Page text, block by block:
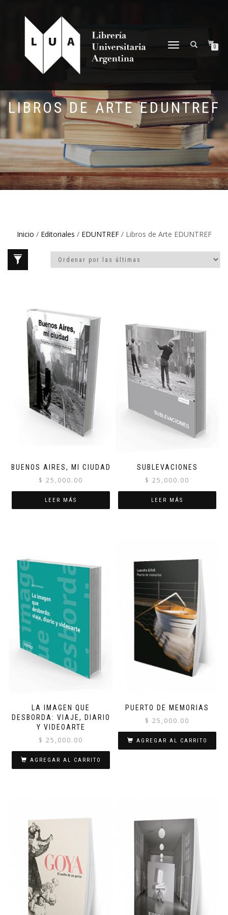
NAVEGACIÓN
0
LIBROS DE ARTE EDUNTREF
Inicio / Editoriales / EDUNTREF/ Libros de Arte EDUNTREF
BUENOS AIRES, MI CIUDAD
$ 25,000.00
LEER MÁS
SUBLEVACIONES
$ 25,000.00
LEER MÁS
LA IMAGEN QUE
DESBORDA: VIAJE, DIARIO
Y VIDEOARTE
$ 25,000.00
AGREGAR AL CARRITO
PUERTO DE MEMORIAS
$ 25,000.00
AGREGAR AL CARRITO